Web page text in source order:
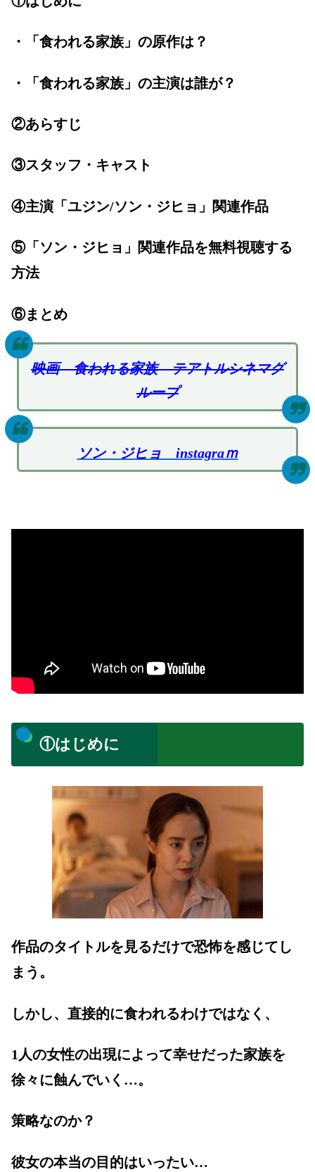
・「食われる家族」の原作は？
・「食われる家族」の主演は誰が？
②あらすじ
③スタッフ・キャスト
④主演「ユジン/ソン・ジヒョ」関連作品
⑤「ソン・ジヒョ」関連作品を無料視聴する
方法
⑥まとめ
映画 食われる家族 テアトルシネマグ
ループ
ソン・ジヒョ instagraｍ
①はじめに
作品のタイトルを見るだけで恐怖を感じてし
まう。
しかし、直接的に食われるわけではなく、
1人の女性の出現によって幸せだった家族を
徐々に蝕んでいく…。
策略なのか？
彼女の本当の目的はいったい…